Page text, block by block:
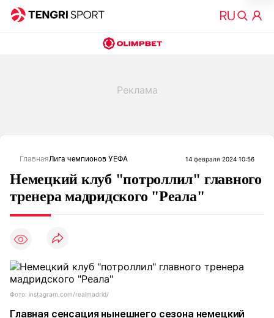
ГлавнаяЛига чемпионов УЕФА 14 февраля 2024 10:56
Немецкий клуб "потроллил" главного
тренера мадридского "Реала"
Фото: instagram.com/realmadrid/
Главная сенсация нынешнего сезона немецкий